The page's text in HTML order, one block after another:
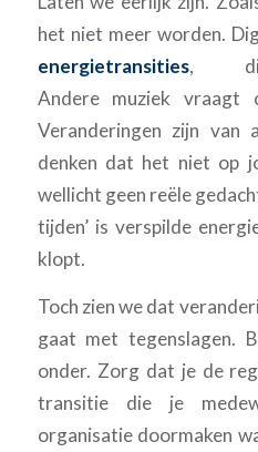
het niet meer worden.
energietransities,
Andere muziek vraagt
Veranderingen zijn van
denken dat het niet op
wellicht geen reële
tijden’ is verspilde
klopt.
Toch zien we dat
gaat met tegenslagen.
onder. Zorg dat je de
transitie die je
organisatie doormaken